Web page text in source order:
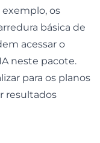
exemplo, os
básica de
acessar o
neste pacote.
para os planos
resultados